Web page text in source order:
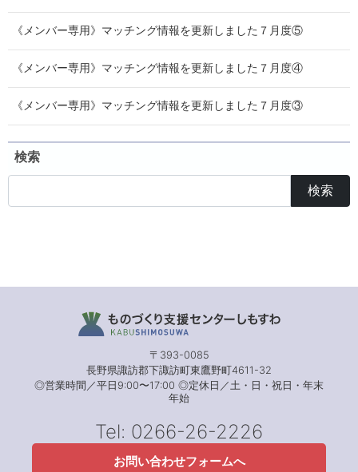
《メンバー専用》マッチング情報を更新しました７月度⑤
《メンバー専用》マッチング情報を更新しました７月度④
《メンバー専用》マッチング情報を更新しました７月度③
検索
検索
〒393-0085
長野県諏訪郡下諏訪町東鷹野町4611-32
◎営業時間／平日9:00〜17:00 ◎定休日／土・日・祝日・年末
年始
Tel: 0266-26-2226
お問い合わせフォームへ